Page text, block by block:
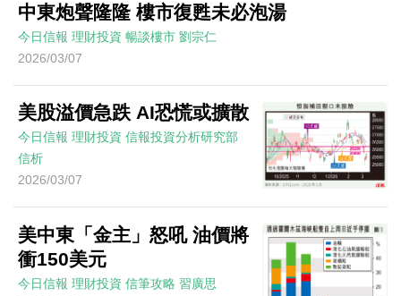
中東炮聲隆隆 樓市復甦未必泡湯
今日信報 理財投資 暢談樓市 劉宗仁
2026/03/07
美股溢價急跌 AI恐慌或擴散
今日信報 理財投資 信報投資分析研究部
信析
2026/03/07
美中東「金主」怒吼 油價將
衝150美元
今日信報 理財投資 信筆攻略 習廣思